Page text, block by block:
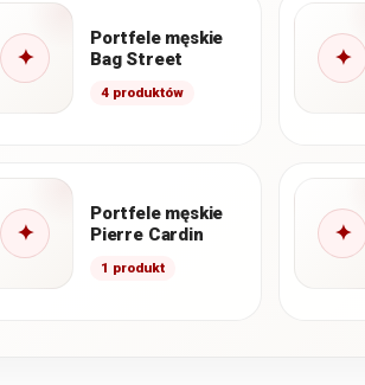
✦
Portfele męskie
Bag Street
4 produktów
✦
✦
Portfele męskie
Pierre Cardin
1 produkt
✦